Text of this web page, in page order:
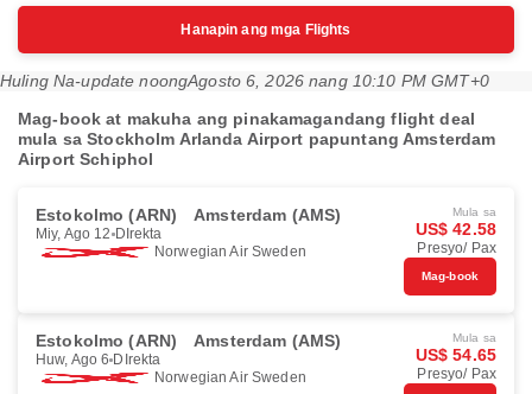
Hanapin ang mga Flights
Huling Na-update noongAgosto 6, 2026 nang 10:10 PM GMT+0
Mag-book at makuha ang pinakamagandang flight deal
mula sa Stockholm Arlanda Airport papuntang Amsterdam
Airport Schiphol
Estokolmo (ARN) Amsterdam (AMS)
Miy, Ago 12 DIrekta
Norwegian Air Sweden
Mula sa
US$ 42.58
Presyo/ Pax
Mag-book
Estokolmo (ARN) Amsterdam (AMS)
Huw, Ago 6 DIrekta
Norwegian Air Sweden
Mula sa
US$ 54.65
Presyo/ Pax